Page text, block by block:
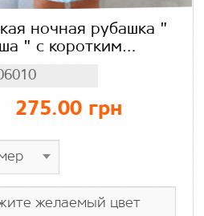
ночная рубашка "
" с коротким
275.00 грн